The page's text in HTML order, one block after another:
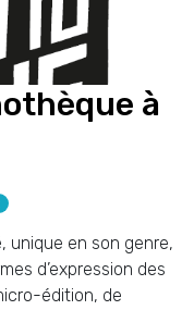
à
unique en son genre,
d’expression des
édition, de